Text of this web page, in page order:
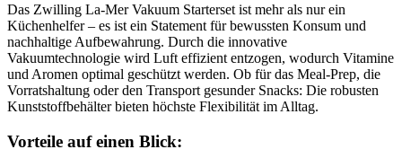
Das Zwilling La-Mer Vakuum Starterset ist mehr als nur ein
Küchenhelfer – es ist ein Statement für bewussten Konsum und
nachhaltige Aufbewahrung. Durch die innovative
Vakuumtechnologie wird Luft effizient entzogen, wodurch Vitamine
und Aromen optimal geschützt werden. Ob für das Meal-Prep, die
Vorratshaltung oder den Transport gesunder Snacks: Die robusten
Kunststoffbehälter bieten höchste Flexibilität im Alltag.
Vorteile auf einen Blick: